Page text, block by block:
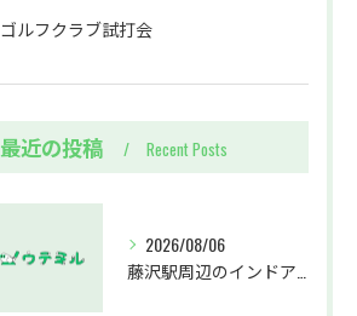
ゴルフクラブ試打会
最近の投稿 Recent Posts
2026/08/06